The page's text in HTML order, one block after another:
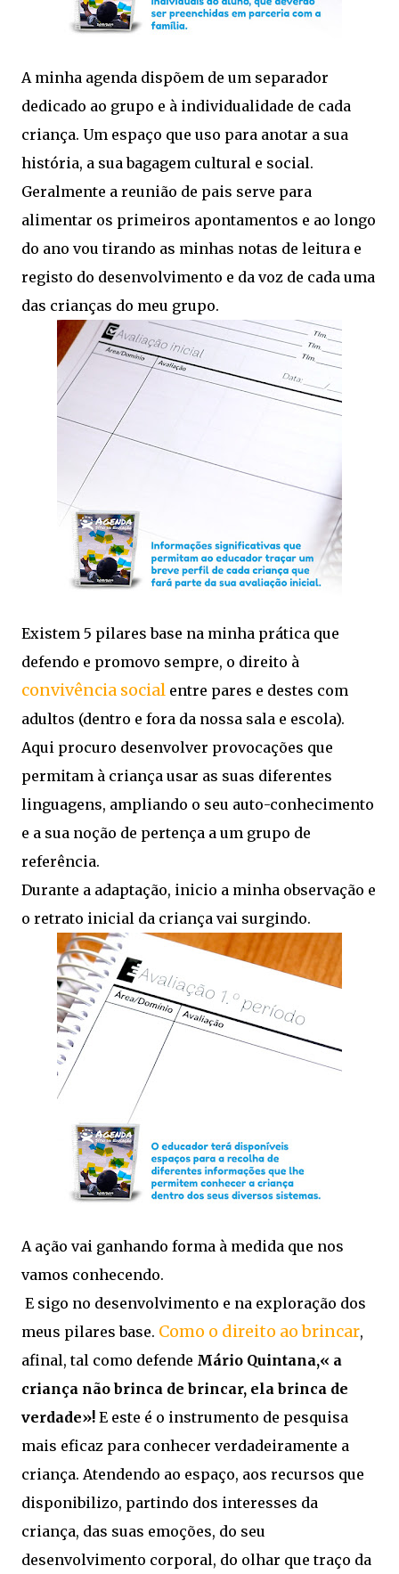
A minha agenda dispõem de um separador
dedicado ao grupo e à individualidade de cada
criança. Um espaço que uso para anotar a sua
história, a sua bagagem cultural e social.
Geralmente a reunião de pais serve para
alimentar os primeiros apontamentos e ao longo
do ano vou tirando as minhas notas de leitura e
registo do desenvolvimento e da voz de cada uma
das crianças do meu grupo.
Existem 5 pilares base na minha prática que
defendo e promovo sempre, o direito à
convivência social entre pares e destes com
adultos (dentro e fora da nossa sala e escola).
Aqui procuro desenvolver provocações que
permitam à criança usar as suas diferentes
linguagens, ampliando o seu auto-conhecimento
e a sua noção de pertença a um grupo de
referência.
Durante a adaptação, inicio a minha observação e
o retrato inicial da criança vai surgindo.
A ação vai ganhando forma à medida que nos
vamos conhecendo.
E sigo no desenvolvimento e na exploração dos
meus pilares base. Como o direito ao brincar,
afinal, tal como defende Mário Quintana,« a
criança não brinca de brincar, ela brinca de
verdade»! E este é o instrumento de pesquisa
mais eficaz para conhecer verdadeiramente a
criança. Atendendo ao espaço, aos recursos que
disponibilizo, partindo dos interesses da
criança, das suas emoções, do seu
desenvolvimento corporal, do olhar que traço da